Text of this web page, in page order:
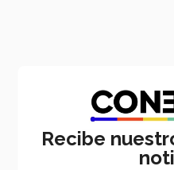
Recibe